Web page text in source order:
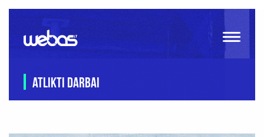
ATLIKTI DARBAI